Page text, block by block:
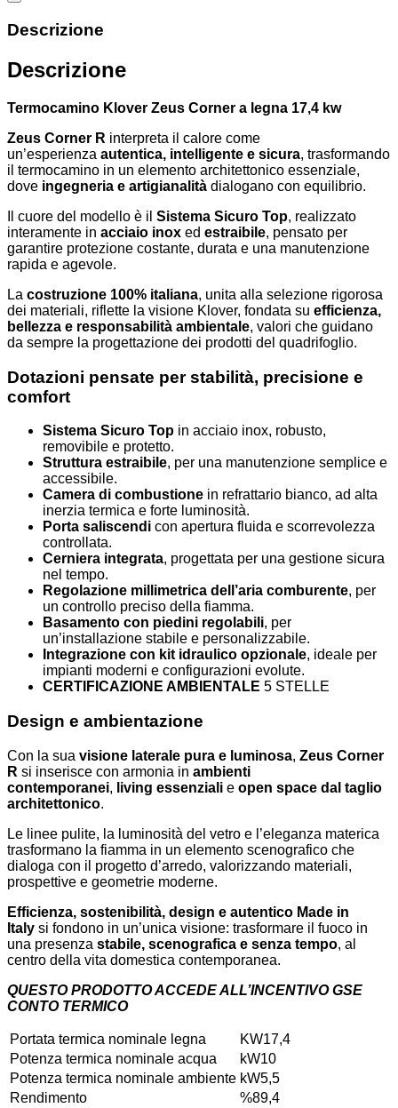
Descrizione
Descrizione
Termocamino Klover Zeus Corner a legna 17,4 kw
Zeus Corner R interpreta il calore come
un’esperienza autentica, intelligente e sicura, trasformando
il termocamino in un elemento architettonico essenziale,
dove ingegneria e artigianalità dialogano con equilibrio.
Il cuore del modello è il Sistema Sicuro Top, realizzato
interamente in acciaio inox ed estraibile, pensato per
garantire protezione costante, durata e una manutenzione
rapida e agevole.
La costruzione 100% italiana, unita alla selezione rigorosa
dei materiali, riflette la visione Klover, fondata su efficienza,
bellezza e responsabilità ambientale, valori che guidano
da sempre la progettazione dei prodotti del quadrifoglio.
Dotazioni pensate per stabilità, precisione e
comfort
Sistema Sicuro Top in acciaio inox, robusto,
removibile e protetto.
Struttura estraibile, per una manutenzione semplice e
accessibile.
Camera di combustione in refrattario bianco, ad alta
inerzia termica e forte luminosità.
Porta saliscendi con apertura fluida e scorrevolezza
controllata.
Cerniera integrata, progettata per una gestione sicura
nel tempo.
Regolazione millimetrica dell’aria comburente, per
un controllo preciso della fiamma.
Basamento con piedini regolabili, per
un’installazione stabile e personalizzabile.
Integrazione con kit idraulico opzionale, ideale per
impianti moderni e configurazioni evolute.
CERTIFICAZIONE AMBIENTALE 5 STELLE
Design e ambientazione
Con la sua visione laterale pura e luminosa, Zeus Corner
R si inserisce con armonia in ambienti
contemporanei, living essenziali e open space dal taglio
architettonico.
Le linee pulite, la luminosità del vetro e l’eleganza materica
trasformano la fiamma in un elemento scenografico che
dialoga con il progetto d’arredo, valorizzando materiali,
prospettive e geometrie moderne.
Efficienza, sostenibilità, design e autentico Made in
Italy si fondono in un’unica visione: trasformare il fuoco in
una presenza stabile, scenografica e senza tempo, al
centro della vita domestica contemporanea.
QUESTO PRODOTTO ACCEDE ALL’INCENTIVO GSE
CONTO TERMICO
Portata termica nominale legna KW17,4
Potenza termica nominale acqua
kW10
Potenza termica nominale ambiente kW5,5
Rendimento
%89,4